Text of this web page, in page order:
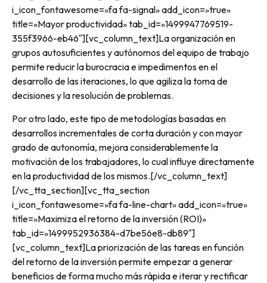
i_icon_fontawesome=»fa fa-signal» add_icon=»true»
title=»Mayor productividad» tab_id=»1499947769519-
355f3966-eb46″][vc_column_text]La organización en
grupos autosuficientes y autónomos del equipo de trabajo
permite reducir la burocracia e impedimentos en el
desarrollo de las iteraciones, lo que agiliza la toma de
decisiones y la resolución de problemas.
Por otro lado, este tipo de metodologías basadas en
desarrollos incrementales de corta duración y con mayor
grado de autonomía, mejora considerablemente la
motivación de los trabajadores, lo cual influye directamente
en la productividad de los mismos.[/vc_column_text]
[/vc_tta_section][vc_tta_section
i_icon_fontawesome=»fa fa-line-chart» add_icon=»true»
title=»Maximiza el retorno de la inversión (ROI)»
tab_id=»1499952936384-d7be56e8-db89″]
[vc_column_text]La priorización de las tareas en función
del retorno de la inversión permite empezar a generar
beneficios de forma mucho más rápida e iterar y rectificar